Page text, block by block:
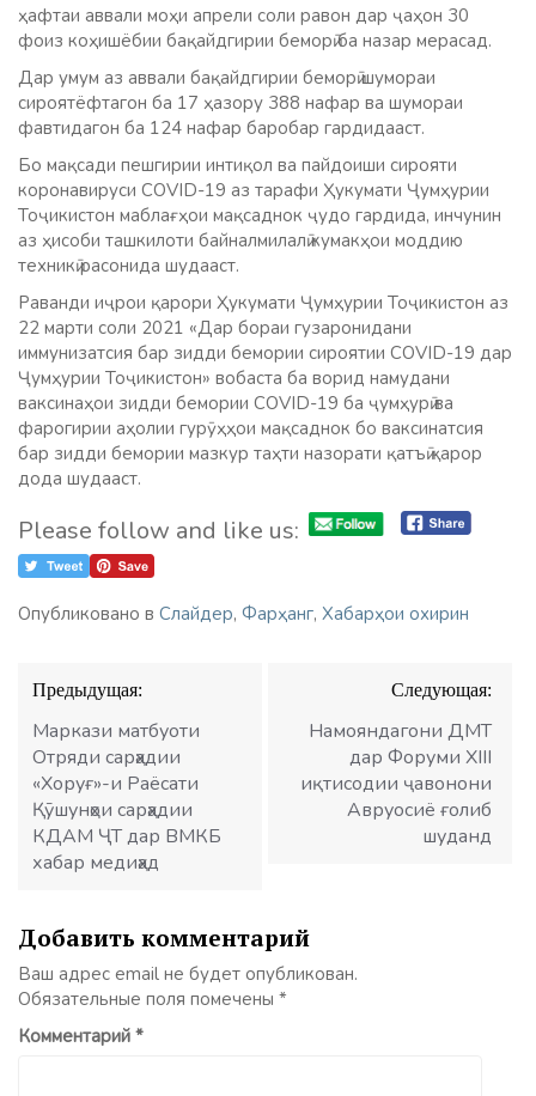
ҳафтаи аввали моҳи апрели соли равон дар ҷаҳон 30
фоиз коҳишёбии бақайдгирии беморӣ ба назар мерасад.
Дар умум аз аввали бақайдгирии беморӣ шумораи
сироятёфтагон ба 17 ҳазору 388 нафар ва шумораи
фавтидагон ба 124 нафар баробар гардидааст.
Бо мақсади пешгирии интиқол ва пайдоиши сирояти
коронавируси COVID-19 аз тарафи Ҳукумати Ҷумҳурии
Тоҷикистон маблағҳои мақсаднок ҷудо гардида, инчунин
аз ҳисоби ташкилоти байналмилалӣ кумакҳои моддию
техникӣ расонида шудааст.
Раванди иҷрои қарори Ҳукумати Ҷумҳурии Тоҷикистон аз
22 марти соли 2021 «Дар бораи гузаронидани
иммунизатсия бар зидди бемории сироятии COVID-19 дар
Ҷумҳурии Тоҷикистон» вобаста ба ворид намудани
ваксинаҳои зидди бемории COVID-19 ба ҷумҳурӣ ва
фарогирии аҳолии гурӯҳҳои мақсаднок бо ваксинатсия
бар зидди бемории мазкур таҳти назорати қатъӣ қарор
дода шудааст.
Please follow and like us:
Опубликовано в Слайдер, Фарҳанг, Хабарҳои охирин
Навигация
по
записям
Предыдущая:
Маркази матбуоти
Отряди сарҳадии
«Хоруғ»-и Раёсати
Қӯшунҳои сарҳадии
КДАМ ҶТ дар ВМКБ
хабар медиҳад
Следующая:
Намояндагони ДМТ
дар Форуми XIII
иқтисодии ҷавонони
Авруосиё ғолиб
шуданд
Добавить комментарий
Ваш адрес email не будет опубликован.
Обязательные поля помечены *
Комментарий *